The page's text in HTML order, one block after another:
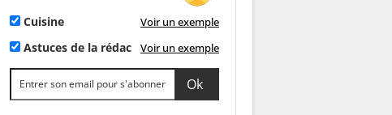
Cuisine Voir un exemple
Astuces de la rédac Voir un exemple